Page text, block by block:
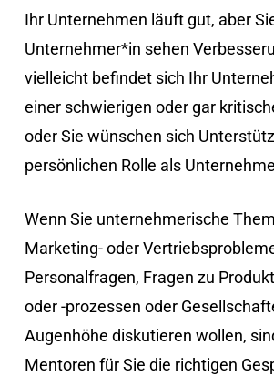
Ihr Unternehmen läuft gut, aber
Unternehmer*in sehen
vielleicht befindet sich Ihr
einer schwierigen oder gar
oder Sie wünschen sich
persönlichen Rolle als
Wenn Sie unternehmerische
Marketing- oder
Personalfragen, Fragen zu
oder -prozessen oder
Augenhöhe diskutieren wollen,
Mentoren für Sie die richtigen